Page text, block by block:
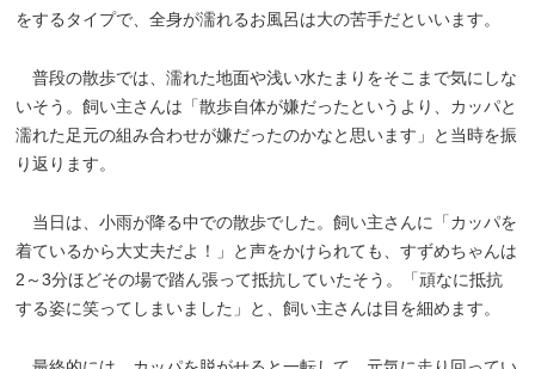
をするタイプで、全身が濡れるお風呂は大の苦手だといいます。
普段の散歩では、濡れた地面や浅い水たまりをそこまで気にしな
いそう。飼い主さんは「散歩自体が嫌だったというより、カッパと
濡れた足元の組み合わせが嫌だったのかなと思います」と当時を振
り返ります。
当日は、小雨が降る中での散歩でした。飼い主さんに「カッパを
着ているから大丈夫だよ！」と声をかけられても、すずめちゃんは
2～3分ほどその場で踏ん張って抵抗していたそう。「頑なに抵抗
する姿に笑ってしまいました」と、飼い主さんは目を細めます。